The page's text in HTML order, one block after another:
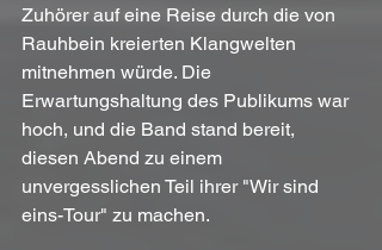
Zuhörer auf eine Reise durch die von
Rauhbein kreierten Klangwelten
mitnehmen würde. Die
Erwartungshaltung des Publikums war
hoch, und die Band stand bereit,
diesen Abend zu einem
unvergesslichen Teil ihrer "Wir sind
eins-Tour" zu machen.